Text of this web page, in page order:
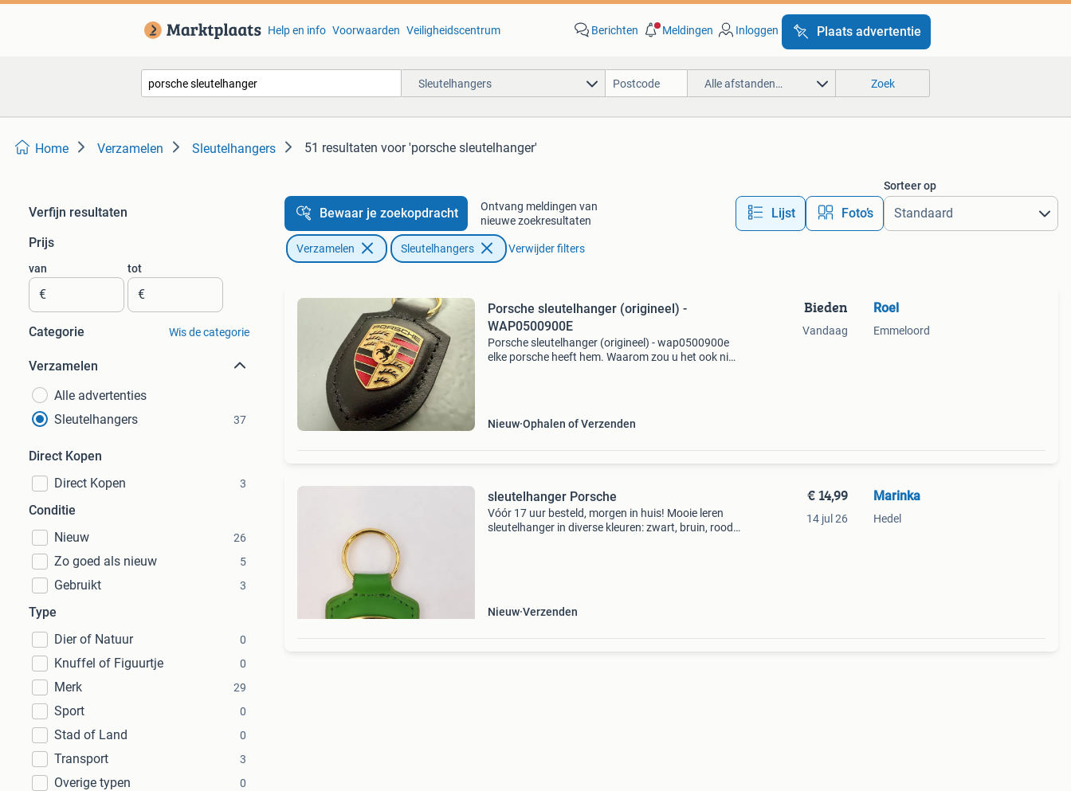
Help en info Voorwaarden Veiligheidscentrum Berichten Meldingen Inloggen Plaats advertentie
Sleutelhangers Alle afstanden… Zoek
Home Verzamelen Sleutelhangers 51 resultaten voor 'porsche sleutelhanger'
Verfijn resultaten
Prijs
van
€
tot
€
Categorie Wis de categorie
Verzamelen
Alle advertenties
Sleutelhangers
37
Direct Kopen
Direct Kopen
3
Conditie
Nieuw
26
Zo goed als nieuw 5
Gebruikt 3
Type
Dier of Natuur
0
Knuffel of Figuurtje 0
Merk 29
Sport 0
Stad of Land 0
Transport 3
Overige typen 0
Bewaar je zoekopdracht
Ontvang meldingen van
nieuwe zoekresultaten
Lijst Foto’s
Sorteer op
Verzamelen Sleutelhangers Verwijder filters
Porsche sleutelhanger (origineel) -
WAP0500900E
Porsche sleutelhanger (origineel) - wap0500900e
elke porsche heeft hem. Waarom zou u het ook niet
Nieuw Ophalen of Verzenden
Bieden
Vandaag
Roel
Emmeloord
sleutelhanger Porsche
Vóór 17 uur besteld, morgen in huis! Mooie leren
sleutelhanger in diverse kleuren: zwart, bruin, rood,
Nieuw Verzenden
€ 14,99
14 jul 26
Marinka
Hedel